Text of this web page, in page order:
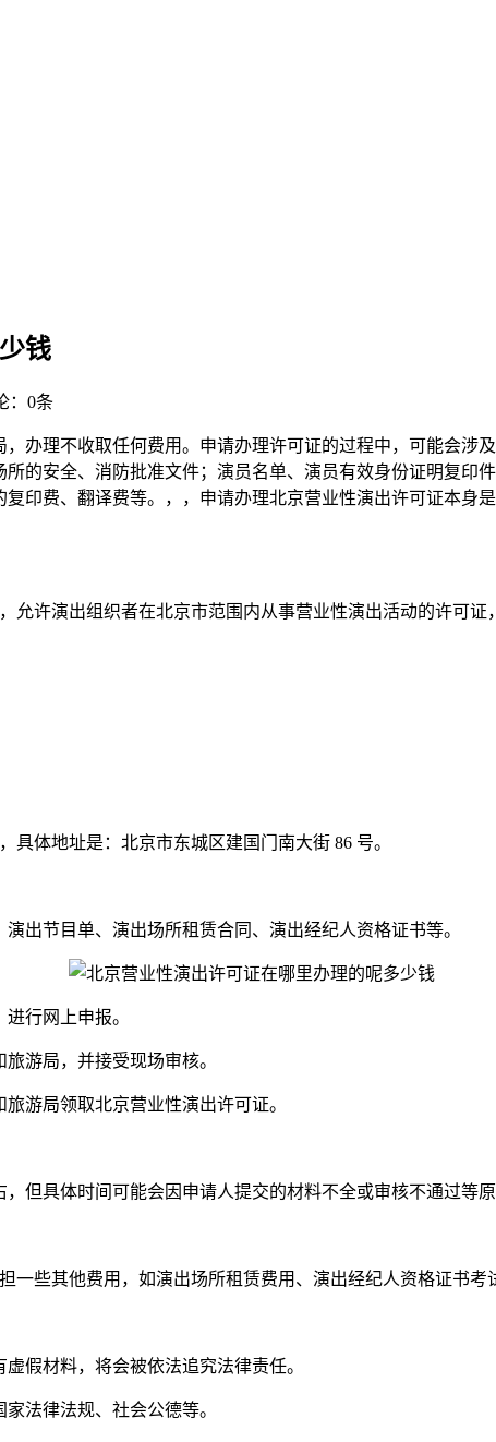
钱
：0条
办理不收取任何费用。申请办理许可证的过程中，可能会涉
的安全、消防批准文件；演员名单、演员有效身份证明复印
印费、翻译费等。，，申请办理北京营业性演出许可证本身
允许演出组织者在北京市范围内从事营业性演出活动的许可
体地址是：北京市东城区建国门南大街 86 号。
出节目单、演出场所租赁合同、演出经纪人资格证书等。
行网上申报。
游局，并接受现场审核。
游局领取北京营业性演出许可证。
但具体时间可能会因申请人提交的材料不全或审核不通过等原
些其他费用，如演出场所租赁费用、演出经纪人资格证书考
假材料，将会被依法追究法律责任。
法律法规、社会公德等。